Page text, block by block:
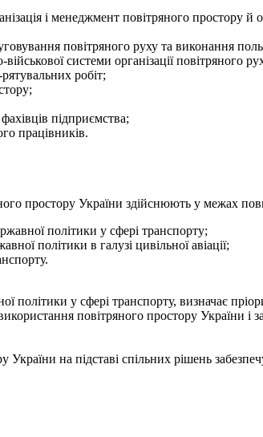
і менеджмент повітряного простору й
повітряного руху та виконання
системи організації повітряного
робіт;
підприємства;
працівників.
простору України здійснюють у межах
політики у сфері транспорту;
політики в галузі цивільної авіації;
у сфері транспорту, визначає
повітряного простору України і
України на підставі спільних рішень